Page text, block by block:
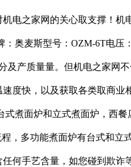
电之家网的关心取支撑！机
奥麦斯型号：OZM-6T电压
及产质量量。但机电之家网
度快，以及获取各类取商业
煮面炉和立式煮面炉，西餐
，多功能煮面炉有台式和立
何手艺含量，如您碰到欺诈